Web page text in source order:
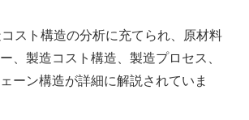
コスト構造の分析に充てられ、原材料
、製造コスト構造、製造プロセス、
ーン構造が詳細に解説されていま